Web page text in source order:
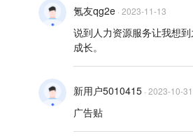
氪友qg2e · 2023-11-13
说到人力资源服务让我想
成长。
新用户5010415 · 2023-10-31
广告贴